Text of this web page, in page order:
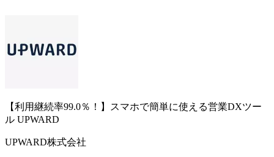
【利用継続率99.0％！】スマホで簡単に使える営業DXツー
ル UPWARD
UPWARD株式会社